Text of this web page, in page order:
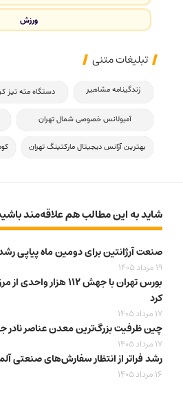
ورزش
تبلیغات متنی
زندگینامه مشاهیر دستگاه مته تیز
آمبولانس خصوصی شمال تهران
بهترین آژانس دیجیتال مارکتینگ تهران
شاید به این مطالب هم علاقه‌مند
صنعت آرژانتین برای دومین ماه پیاپی
19 مرداد 1405
کرد
17 مرداد 1405
چین ظرفیت بزرگ‌ترین معدن عناصر نادر
17 مرداد 1405
رشد فراتر از انتظار سفارش‌های صنعتی
16 مرداد 1405